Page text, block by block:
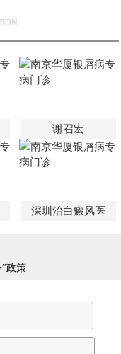
谢召宏
深圳治白癜风医
政策